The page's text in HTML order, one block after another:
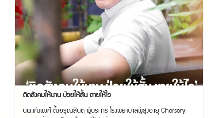
ติดสังคมให้นาน ป่วยให้สั้น ตายให้ไว
นพ.เก่งพงศ์ ตั้งอรุณสันติ ผู้บริหาร โรงพยาบาลผู้สูงอายุ Chersery